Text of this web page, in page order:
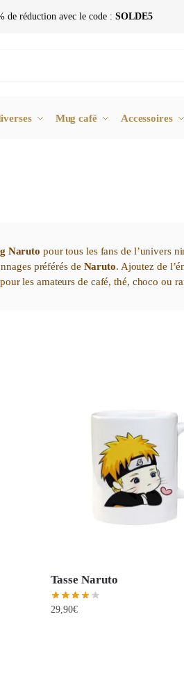
de réduction avec le code : SOLDE5
Mug café Accessoires
Naruto pour tous les fans de l’univers
préférés de Naruto. Ajoutez de
les amateurs de café, thé, choco ou
Tasse Naruto
29,90€